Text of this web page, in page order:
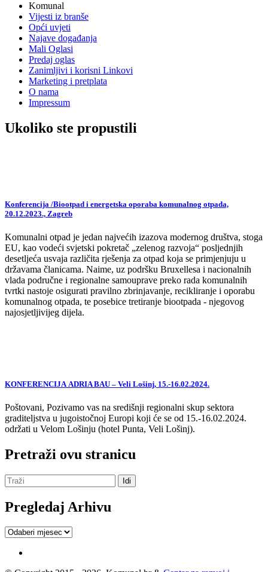
Komunal
Vijesti iz branše
Opći uvjeti
Najave događanja
Mali Oglasi
Predaj oglas
Zanimljivi i korisni Linkovi
Marketing i pretplata
O nama
Impressum
Ukoliko ste propustili
Konferencija /Biootpad i energetska oporaba komunalnog otpada,
20.12.2023., Zagreb
Komunalni otpad je jedan najvećih izazova modernog društva, stoga
EU, kao vodeći svjetski pokretač „zelenog razvoja“ posljednjih
desetljeća usvaja različita rješenja za otpad koja se primjenjuju u
državama članicama. Naime, uz podršku Bruxellesa i nacionalnih
vlada područne i regionalne samouprave preko rada komunalnih
tvrtki nastoje osigurati pravilno zbrinjavanje, recikliranje i oporabu
komunalnog otpada, te posebice tretiranje biootpada - njegovog
najosjetljivijeg dijela.
KONFERENCIJA ADRIA BAU – Veli Lošinj, 15.-16.02.2024.
Poštovani, Pozivamo vas na središnji regionalni skup sektora
graditeljstva u jugoistočnoj Europi koji će se od 15.-16.02.2024.
održati u Velom Lošinju (hotel Punta, Veli Lošinj).
Pretraži ovu stranicu
Pregledaj Arhivu
Pregledaj